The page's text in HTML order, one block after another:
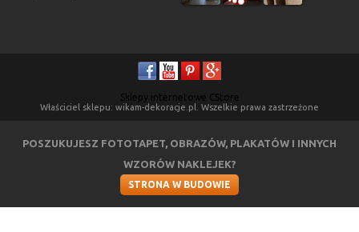
Sklepy internetowe CStore
Właściciel sklepu: wikam-dekoracje.pl. Wszelkie prawa zastrzeżone
POSZUKUJESZ FOTOTAPET, OBRAZÓW, PLAKATÓW I INNYCH
WZORÓW NAKLEJEK?
STRONA W BUDOWIE